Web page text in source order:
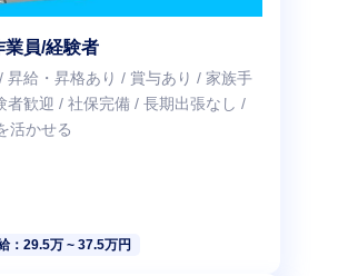
業員/経験者
昇給・昇格あり / 賞与あり / 家族手
者歓迎 / 社保完備 / 長期出張なし /
活かせる
：29.5万 ~ 37.5万円